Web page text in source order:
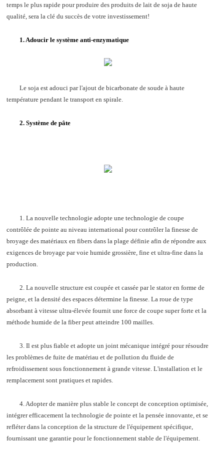
temps le plus rapide pour produire des produits de lait de soja de haute
qualité, sera la clé du succès de votre investissement!
1. Adoucir le système anti-enzymatique
Le soja est adouci par l'ajout de bicarbonate de soude à haute
température pendant le transport en spirale.
2. Système de pâte
1. La nouvelle technologie adopte une technologie de coupe
contrôlée de pointe au niveau international pour contrôler la finesse de
broyage des matériaux en fibers dans la plage définie afin de répondre aux
exigences de broyage par voie humide grossière, fine et ultra-fine dans la
production.
2. La nouvelle structure est coupée et cassée par le stator en forme de
peigne, et la densité des espaces détermine la finesse. La roue de type
absorbant à vitesse ultra-élevée fournit une force de coupe super forte et la
méthode humide de la fiber peut atteindre 100 mailles.
3. Il est plus fiable et adopte un joint mécanique intégré pour résoudre
les problèmes de fuite de matériau et de pollution du fluide de
refroidissement sous fonctionnement à grande vitesse. L'installation et le
remplacement sont pratiques et rapides.
4. Adopter de manière plus stable le concept de conception optimisée,
intégrer efficacement la technologie de pointe et la pensée innovante, et se
refléter dans la conception de la structure de l'équipement spécifique,
fournissant une garantie pour le fonctionnement stable de l'équipement.